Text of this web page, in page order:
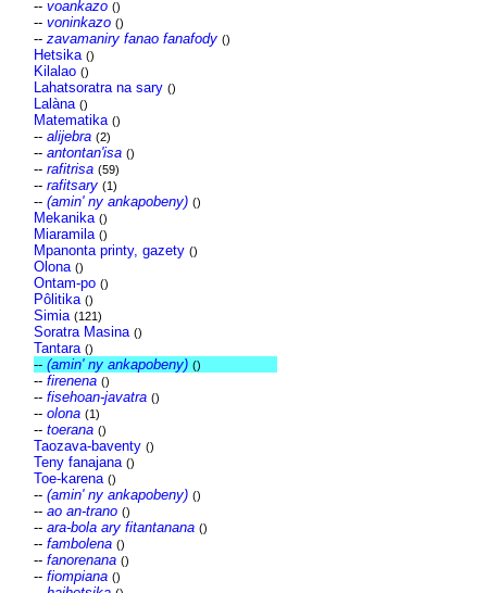
-- voankazo ()
-- voninkazo ()
-- zavamaniry fanao fanafody ()
Hetsika ()
Kilalao ()
Lahatsoratra na sary ()
Lalàna ()
Matematika ()
-- alijebra (2)
-- antontan'isa ()
-- rafitrisa (59)
-- rafitsary (1)
-- (amin' ny ankapobeny) ()
Mekanika ()
Miaramila ()
Mpanonta printy, gazety ()
Olona ()
Ontam-po ()
Pôlitika ()
Simia (121)
Soratra Masina ()
Tantara ()
-- (amin' ny ankapobeny) ()
-- firenena ()
-- fisehoan-javatra ()
-- olona (1)
-- toerana ()
Taozava-baventy ()
Teny fanajana ()
Toe-karena ()
-- (amin' ny ankapobeny) ()
-- ao an-trano ()
-- ara-bola ary fitantanana ()
-- fambolena ()
-- fanorenana ()
-- fiompiana ()